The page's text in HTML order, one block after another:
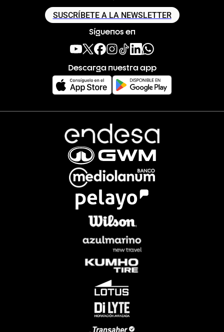
SUSCRÍBETE A LA NEWSLETTER
Síguenos en
Descarga nuestra app